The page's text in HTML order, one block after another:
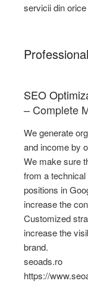
servicii din
SEO
– Complete
We generate
and income by
We make sure
from a
positions in
increase the
Customized
increase the
brand.
seoads.ro
https://